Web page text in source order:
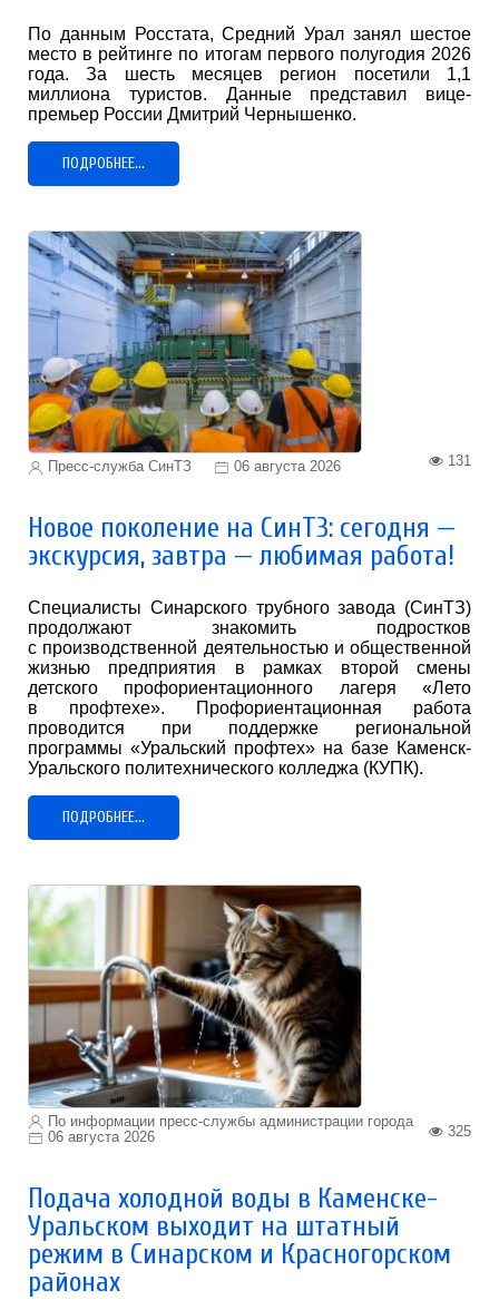
По данным Росстата, Средний Урал занял шестое
место в рейтинге по итогам первого полугодия 2026
года. За шесть месяцев регион посетили 1,1
миллиона туристов. Данные представил вице-
премьер России Дмитрий Чернышенко.
ПОДРОБНЕЕ...
Пресс-служба СинТЗ 06 августа 2026 131
Новое поколение на СинТЗ: сегодня —
экскурсия, завтра — любимая работа!
Специалисты Синарского трубного завода (СинТЗ)
продолжают знакомить подростков
с производственной деятельностью и общественной
жизнью предприятия в рамках второй смены
детского профориентационного лагеря «Лето
в профтехе». Профориентационная работа
проводится при поддержке региональной
программы «Уральский профтех» на базе Каменск-
Уральского политехнического колледжа (КУПК).
ПОДРОБНЕЕ...
По информации пресс-службы администрации города
06 августа 2026
325
Подача холодной воды в Каменске-
Уральском выходит на штатный
режим в Синарском и Красногорском
районах